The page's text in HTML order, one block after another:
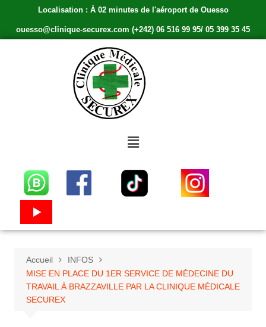
Localisation : À 02 minutes de l'aéroport de Ouesso
ouesso@clinique-securex.com (+242) 06 516 99 95/ 05 399 35 45
Accueil
INFOS
MISE EN PLACE DU 1ER SERVICE DE MÉDECINE DU
TRAVAIL À BRAZZAVILLE PAR LA CLINIQUE MÉDICALE
SECUREX